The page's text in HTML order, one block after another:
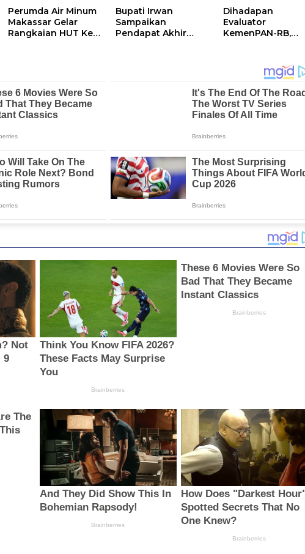
Perumda Air Minum
Makassar Gelar
Rangkaian HUT Ke-
Bupati Irwan
Sampaikan
Pendapat Akhir
Dihadapan
Evaluator
KemenPAN-RB,
Capaian Kinerja